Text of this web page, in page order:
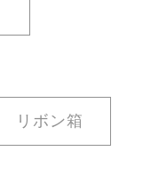
リボン箱